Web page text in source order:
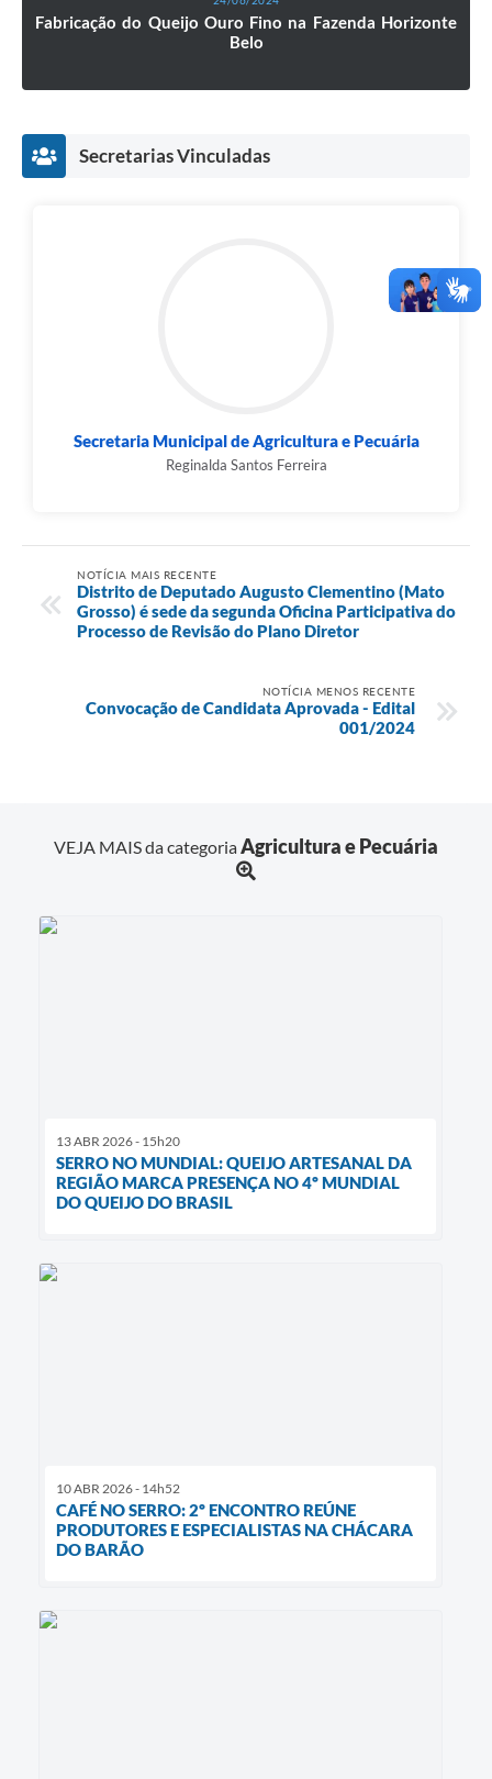
Fabricação do Queijo Ouro Fino na Fazenda Horizonte
Belo
Secretarias Vinculadas
Secretaria Municipal de Agricultura e Pecuária
Reginalda Santos Ferreira
NOTÍCIA MAIS RECENTE
Distrito de Deputado Augusto Clementino (Mato
Grosso) é sede da segunda Oficina Participativa do
Processo de Revisão do Plano Diretor
NOTÍCIA MENOS RECENTE
Convocação de Candidata Aprovada - Edital
001/2024
VEJA MAIS da categoriaAgricultura e Pecuária
13 ABR 2026 - 15h20
SERRO NO MUNDIAL: QUEIJO ARTESANAL DA
REGIÃO MARCA PRESENÇA NO 4º MUNDIAL
DO QUEIJO DO BRASIL
10 ABR 2026 - 14h52
CAFÉ NO SERRO: 2º ENCONTRO REÚNE
PRODUTORES E ESPECIALISTAS NA CHÁCARA
DO BARÃO